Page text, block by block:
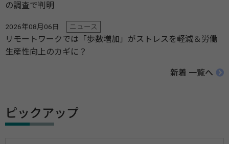
の調査で判明
2026年08月06日 ニュース
リモートワークでは「歩数増加」がストレスを軽減＆労働
生産性向上のカギに？
新着 一覧へ
ピックアップ